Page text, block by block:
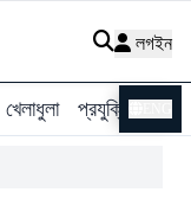
লগইন
খেলাধুলা প্রযুক্তি